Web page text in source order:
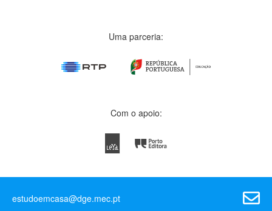
Uma parceria:
Com o apoio:
estudoemcasa@dge.mec.pt